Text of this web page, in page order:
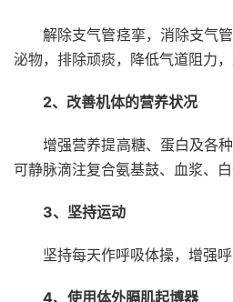
解除支气管痉挛，消除支气管
泌物，排除顽痰，降低气道阻力，
2、改善机体的营养状况
增强营养提高糖、蛋白及各种
可静脉滴注复合氨基鼓、血浆、白
3、坚持运动
坚持每天作呼吸体操，增强呼
4、使用体外膈肌起博器